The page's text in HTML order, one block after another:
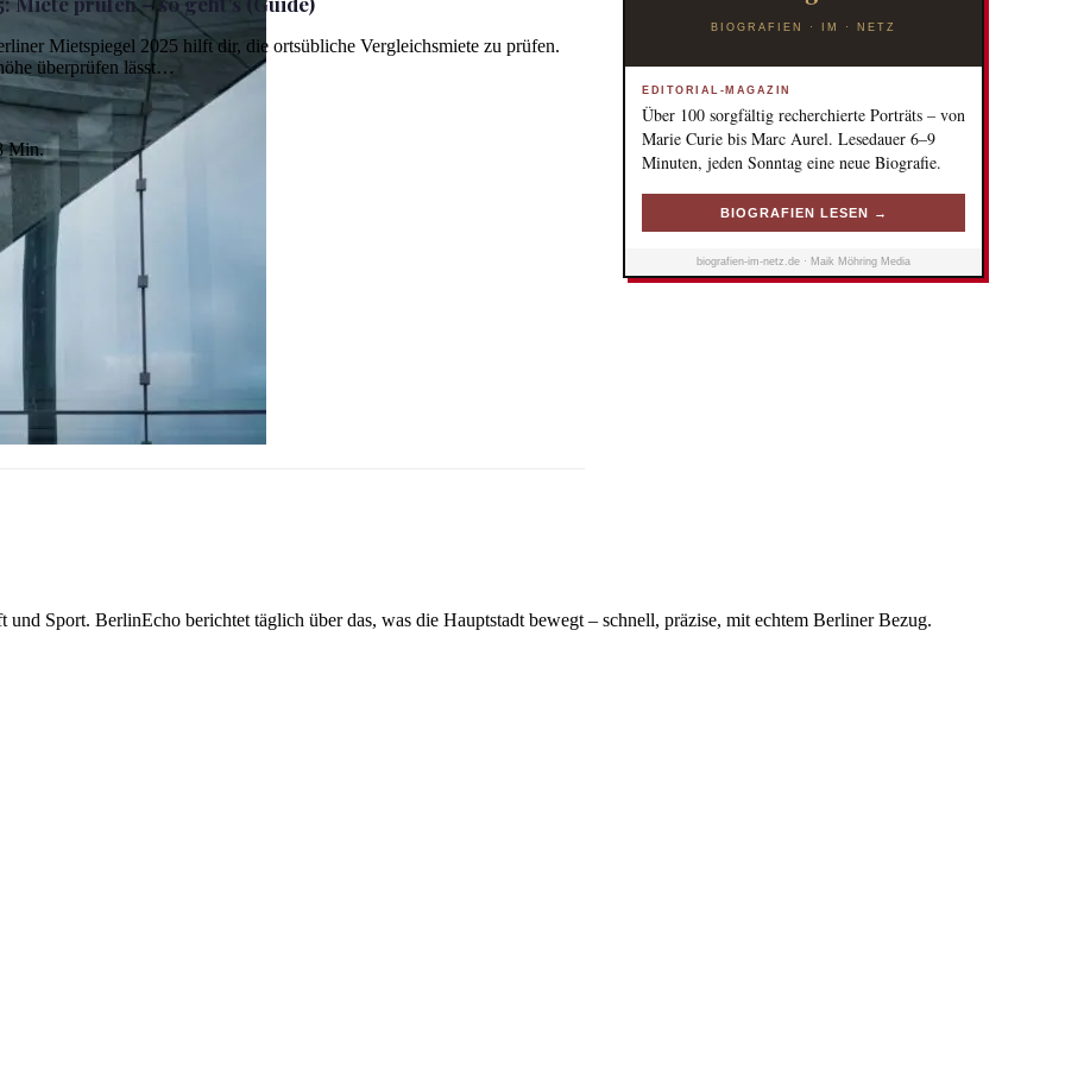
Mietspiegel 2025 hilft dir, die ortsübliche Vergleichsmiete zu prüfen.
überprüfen lässt…
Min.
BIOGRAFIEN · IM · NETZ
EDITORIAL-MAGAZIN
Über 100 sorgfältig recherchierte Porträts – von
Marie Curie bis Marc Aurel. Lesedauer 6–9
Minuten, jeden Sonntag eine neue Biografie.
BIOGRAFIEN LESEN →
biografien-im-netz.de · Maik Möhring Media
Sport. BerlinEcho berichtet täglich über das, was die Hauptstadt bewegt – schnell, präzise, mit echtem Berliner Bezug.